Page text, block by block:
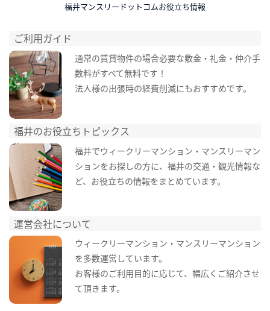
福井マンスリードットコムお役立ち情報
ご利用ガイド
通常の賃貸物件の場合必要な敷金・礼金・仲介手
数料がすべて無料です！
法人様の出張時の経費削減にもおすすめです。
福井のお役立ちトピックス
福井でウィークリーマンション・マンスリーマン
ションをお探しの方に、福井の交通・観光情報な
ど、お役立ちの情報をまとめています。
運営会社について
ウィークリーマンション・マンスリーマンション
を多数運営しています。
お客様のご利用目的に応じて、幅広くご紹介させ
て頂きます。